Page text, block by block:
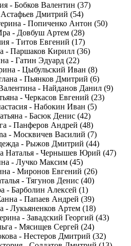
- Бобков Валентин (37)
Дмитрий (54)
- Попиченко Антон (50)
- Довбуш Артем (28)
- Титов Евгений (17)
- Паршаков Кирилл (36)
- Гатин Эдуард (22)
- Цыбульский Иван (8)
- Пьянков Дмитрий (6)
- Найданов Данил (9)
- Черкасов Евгений (23)
- Набокин Иван (5)
- Басюк Денис (42)
- Панферов Андрей (48)
- Москвичев Василий (7)
- Рыжов Дмитрий (44)
Наталья - Чернышев Юрий (47)
- Лучко Максим (45)
- Миронов Евгений (26)
- Тягунов Денис (40)
- Барболин Алексей (1)
- Папаев Андрей (39)
- Лукьяненков Артем (18)
- Завадский Георгий (43)
- Мясищев Сергей (24)
- Нестеров Дмитрий (32)